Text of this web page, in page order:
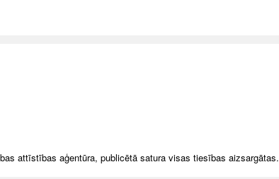
attīstības aģentūra, publicētā satura visas tiesības aizsargātas.